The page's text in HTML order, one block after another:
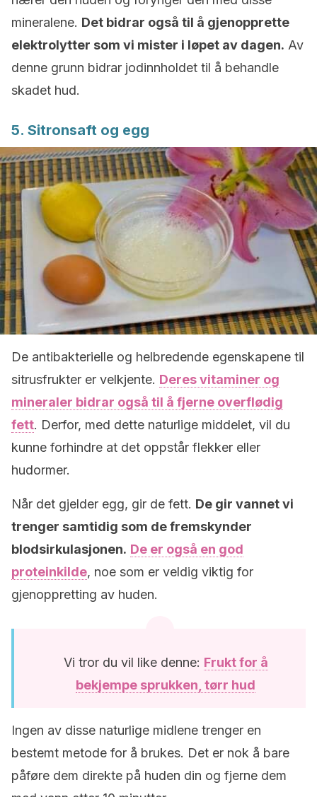
mineralene. Det bidrar også til å gjenopprette
elektrolytter som vi mister i løpet av dagen. Av
denne grunn bidrar jodinnholdet til å behandle
skadet hud.
5. Sitronsaft og egg
De antibakterielle og helbredende egenskapene til
sitrusfrukter er velkjente. Deres vitaminer og
mineraler bidrar også til å fjerne overflødig
fett. Derfor, med dette naturlige middelet, vil du
kunne forhindre at det oppstår flekker eller
hudormer.
Når det gjelder egg, gir de fett. De gir vannet vi
trenger samtidig som de fremskynder
blodsirkulasjonen. De er også en god
proteinkilde, noe som er veldig viktig for
gjenoppretting av huden.
Vi tror du vil like denne: Frukt for å
bekjempe sprukken, tørr hud
Ingen av disse naturlige midlene trenger en
bestemt metode for å brukes. Det er nok å bare
påføre dem direkte på huden din og fjerne dem